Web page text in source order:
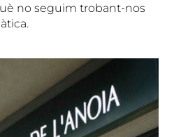
no seguim trobant-nos